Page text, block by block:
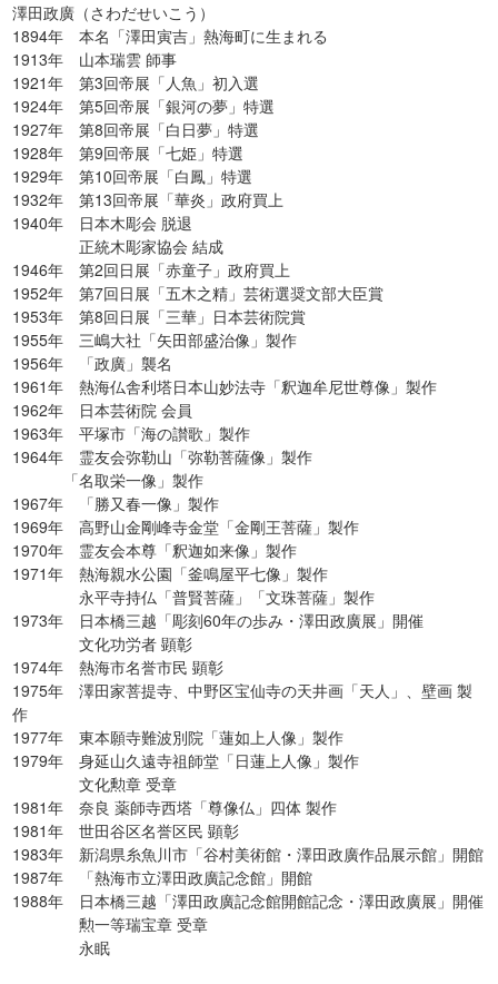
澤田政廣（さわだせいこう）
1894年 本名「澤田寅吉」熱海町に生まれる
1913年 山本瑞雲 師事
1921年 第3回帝展「人魚」初入選
1924年 第5回帝展「銀河の夢」特選
1927年 第8回帝展「白日夢」特選
1928年 第9回帝展「七姫」特選
1929年 第10回帝展「白鳳」特選
1932年 第13回帝展「華炎」政府買上
1940年 日本木彫会 脱退
正統木彫家協会 結成
1946年 第2回日展「赤童子」政府買上
1952年 第7回日展「五木之精」芸術選奨文部大臣賞
1953年 第8回日展「三華」日本芸術院賞
1955年 三嶋大社「矢田部盛治像」製作
1956年 「政廣」襲名
1961年 熱海仏舎利塔日本山妙法寺「釈迦牟尼世尊像」製作
1962年 日本芸術院 会員
1963年 平塚市「海の讃歌」製作
1964年 霊友会弥勒山「弥勒菩薩像」製作
「名取栄一像」製作
1967年 「勝又春一像」製作
1969年 高野山金剛峰寺金堂「金剛王菩薩」製作
1970年 霊友会本尊「釈迦如来像」製作
1971年 熱海親水公園「釜鳴屋平七像」製作
永平寺持仏「普賢菩薩」「文珠菩薩」製作
1973年 日本橋三越「彫刻60年の歩み・澤田政廣展」開催
文化功労者 顕彰
1974年 熱海市名誉市民 顕彰
1975年 澤田家菩提寺、中野区宝仙寺の天井画「天人」、壁画 製
作
1977年 東本願寺難波別院「蓮如上人像」製作
1979年 身延山久遠寺祖師堂「日蓮上人像」製作
文化勲章 受章
1981年 奈良 薬師寺西塔「尊像仏」四体 製作
1981年 世田谷区名誉区民 顕彰
1983年 新潟県糸魚川市「谷村美術館・澤田政廣作品展示館」開館
1987年 「熱海市立澤田政廣記念館」開館
1988年 日本橋三越「澤田政廣記念館開館記念・澤田政廣展」開催
勲一等瑞宝章 受章
永眠